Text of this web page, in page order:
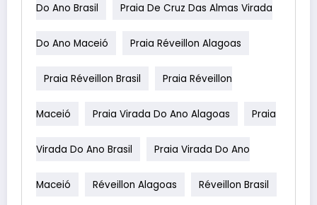
Do Ano Brasil Praia De Cruz Das Almas Virada
Do Ano Maceió Praia Réveillon Alagoas
Praia Réveillon Brasil Praia Réveillon
Maceió Praia Virada Do Ano Alagoas Praia
Virada Do Ano Brasil Praia Virada Do Ano
Maceió Réveillon Alagoas Réveillon Brasil